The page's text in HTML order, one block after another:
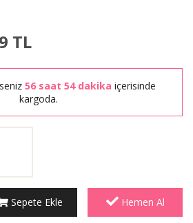
TL
56 saat 54 dakika içerisinde
kargoda.
Sepete Ekle Hemen Al